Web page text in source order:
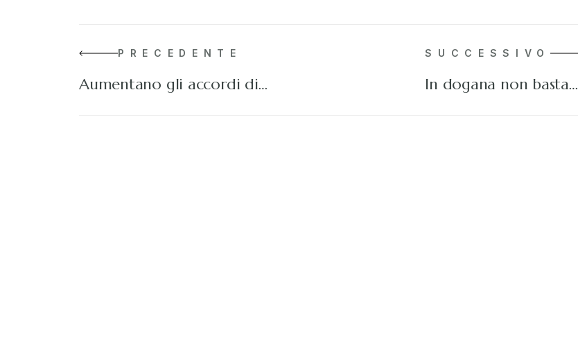
PRECEDENTE
Aumentano gli accordi di…
SUCCESSIVO
In dogana non basta…